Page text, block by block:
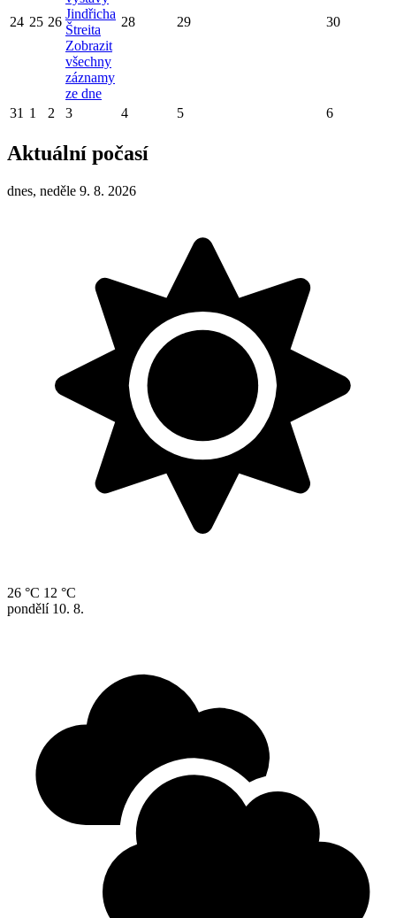
24 25 26
Jindřicha
Štreita
Zobrazit
všechny
záznamy
ze dne
28 29 30
31 1 2 3 4 5 6
Aktuální počasí
dnes, neděle 9. 8. 2026
26 °C 12 °C
pondělí 10. 8.